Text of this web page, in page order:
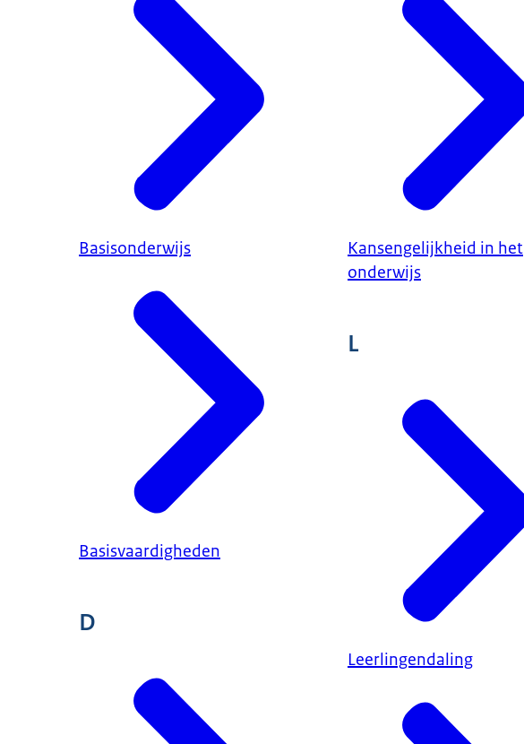
Basisonderwijs
Basisvaardigheden
D
Kansengelijkheid in het
onderwijs
L
Leerlingendaling